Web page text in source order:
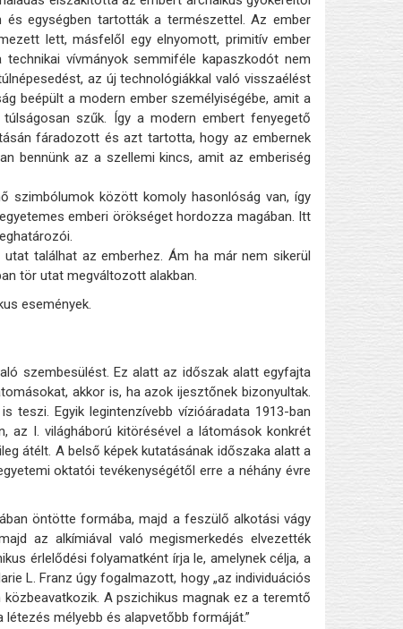
egységben tartották a természettel. Az ember
lett, másfelől egy elnyomott, primitív ember
vívmányok semmiféle kapaszkodót nem
az új technológiákkal való visszaélést
beépült a modern ember személyiségébe, amit a
szűk. Így a modern embert fenyegető
fáradozott és azt tartotta, hogy az embernek
bennünk az a szellemi kincs, amit az emberiség
szimbólumok között komoly hasonlóság van, így
emberi örökséget hordozza magában. Itt
találhat az emberhez. Ám ha már nem sikerül
tör utat megváltozott alakban.
események.
szembesülést. Ez alatt az időszak alatt egyfajta
akkor is, ha azok ijesztőnek bizonyultak.
teszi. Egyik legintenzívebb vízióáradata 1913-ban
az I. világháború kitörésével a látomások konkrét
átélt. A belső képek kutatásának időszaka alatt a
oktatói tevékenységétől erre a néhány évre
öntötte formába, majd a feszülő alkotási vágy
az alkímiával való megismerkedés elvezették
érlelődési folyamatként írja le, amelynek célja, a
L. Franz úgy fogalmazott, hogy „az individuációs
A pszichikus magnak ez a teremtő
mélyebb és alapvetőbb formáját.”